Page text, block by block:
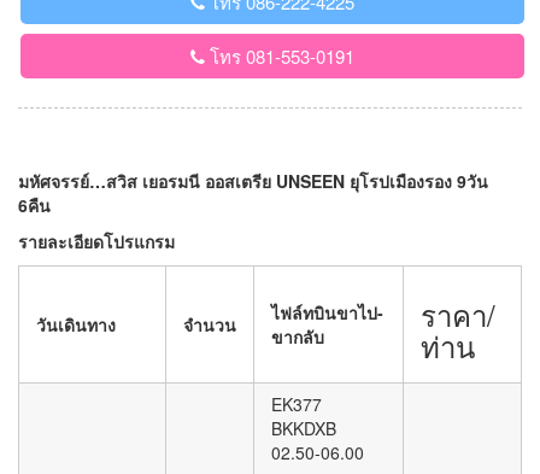
โทร 081-553-0191
มหัศจรรย์…สวิส เยอรมนี ออสเตรีย UNSEEN ยุโรปเมืองรอง 9วัน
6คืน
รายละเอียดโปรแกรม
วันเดินทาง จำนวน
ไฟล์ทบินขาไป-
ขากลับ
ราคา/
ท่าน
EK377
BKKDXB
02.50-06.00